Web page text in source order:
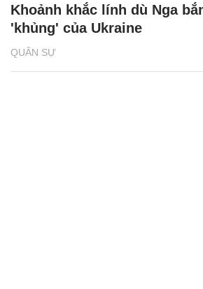
QUÂN SỰ
Khoảnh khắc lính dù Nga
'khủng' của Ukraine